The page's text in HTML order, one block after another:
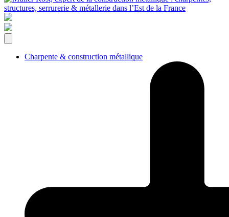
Charpente & construction métallique